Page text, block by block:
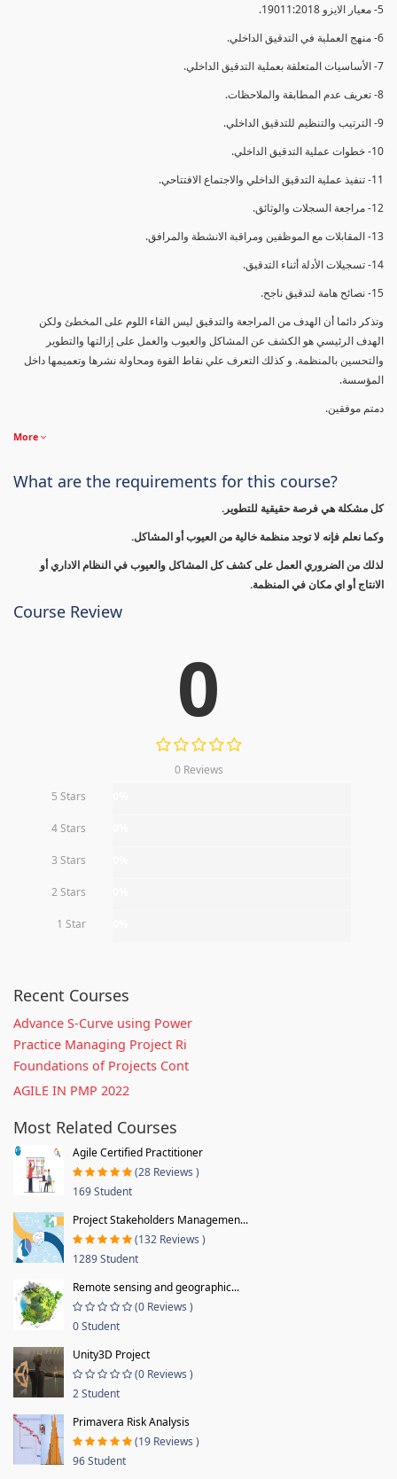
5- معيار الايزو 19011:2018.
6- منهج العملية في التدقيق الداخلي.
7- الأساسيات المتعلقة بعملية التدقيق الداخلي.
8- تعريف عدم المطابقة والملاحظات.
9- الترتيب والتنظيم للتدقيق الداخلي.
10- خطوات عملية التدقيق الداخلي.
11- تنفيذ عملية التدقيق الداخلي والاجتماع الافتتاحي.
12- مراجعة السجلات والوثائق.
13- المقابلات مع الموظفين ومراقبة الانشطة والمرافق.
14- تسجيلات الأدلة أثناء التدقيق.
15- نصائح هامة لتدقيق ناجح.
وتذكر دائما أن الهدف من المراجعة والتدقيق ليس القاء اللوم على المخطئ ولكن
الهدف الرئيسي هو الكشف عن المشاكل والعيوب والعمل على إزالتها والتطوير
والتحسين بالمنظمة. و كذلك التعرف علي نقاط القوة ومحاولة نشرها وتعميمها داخل
المؤسسة.
دمتم موفقين.
More
What are the requirements for this course?
كل مشكلة هي فرصة حقيقية للتطوير.
وكما نعلم فإنه لا توجد منظمة خالية من العيوب أو المشاكل.
لذلك من الضروري العمل على كشف كل المشاكل والعيوب في النظام الاداري أو
الانتاج أو اي مكان في المنظمة.
Course Review
0
0 Reviews
5 Stars
4 Stars
3 Stars
2 Stars
1 Star
Recent Courses
Advance S-Curve using Power
Practice Managing Project Ri
Foundations of Projects Cont
AGILE IN PMP 2022
Most Related Courses
Agile Certified Practitioner
(28 Reviews )
169 Student
Project Stakeholders Managemen...
(132 Reviews )
1289 Student
Remote sensing and geographic...
(0 Reviews )
0 Student
Unity3D Project
(0 Reviews )
2 Student
Primavera Risk Analysis
(19 Reviews )
96 Student